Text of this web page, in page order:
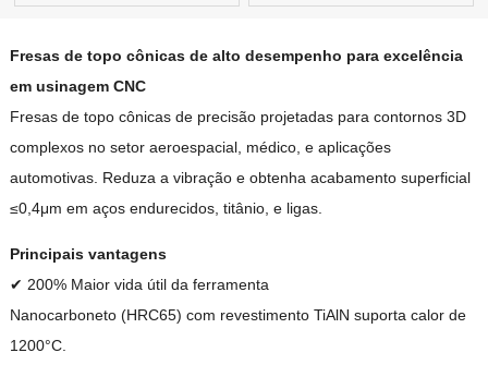
Fresas de topo cônicas de alto desempenho para excelência
em usinagem CNC
Fresas de topo cônicas de precisão projetadas para contornos 3D
complexos no setor aeroespacial, médico, e aplicações
automotivas. Reduza a vibração e obtenha acabamento superficial
≤0,4μm em aços endurecidos, titânio, e ligas.
Principais vantagens
✔ 200% Maior vida útil da ferramenta
Nanocarboneto (HRC65) com revestimento TiAlN suporta calor de
1200°C.